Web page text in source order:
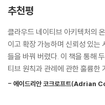
전략을 아웃소싱하지 마라
[부록 C] 사례 연구: 박스(BOX)
만, 이런 노력을 무시해선 안 된
실제 사용할 경우에는 기존의 해
아야 한다.
이 책은 클라우드 네이티브 인프
한 시스템과 애플리케이션을 만
처를 테스트하는 방법과, 필요에
션의 역할과 인프라스트럭처를
만 하는 시점을 더 잘 이해할 수
또한 애플리케이션 엔지니어는
의 일부가 되어야 하며 어떤 서비
스트럭처 관리를 위한 애플리케
추천평
클라우드 네이티브 아키텍처
이고 확장 가능하며 신뢰성 있는
들을 바꿔 버렸다. 이 책을 통해
티브 원칙과 관례에 관한 훌륭한
- 에이드리안 코크로프트(Adrian